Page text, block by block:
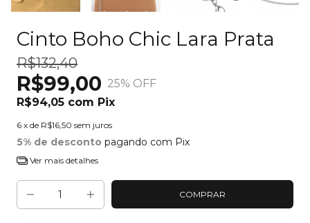
Cinto Boho Chic Lara Prata
R$132,40
R$99,00 25% OFF
R$94,05 com Pix
6 x de R$16,50 sem juros
5% de desconto pagando com Pix
Ver mais detalhes